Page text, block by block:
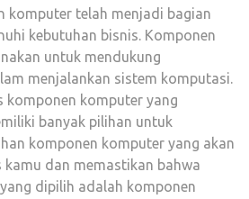
komputer telah menjadi bagian
kebutuhan bisnis. Komponen
untuk mendukung
menjalankan sistem komputasi.
komponen komputer yang
banyak pilihan untuk
komponen komputer yang akan
dan memastikan bahwa
dipilih adalah komponen